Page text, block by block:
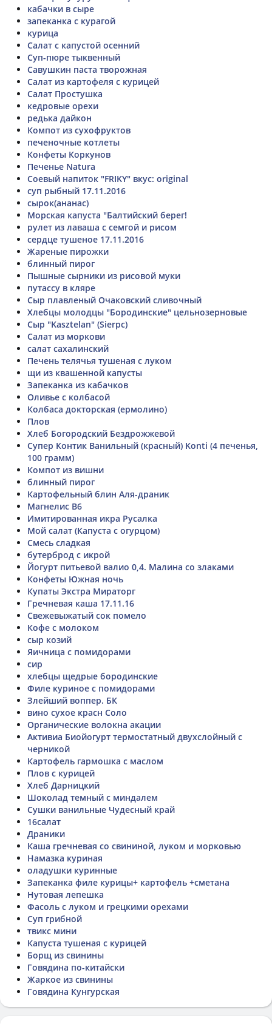
кабачки в сыре
запеканка с курагой
курица
Салат с капустой осенний
Суп-пюре тыквенный
Савушкин паста творожная
Салат из картофеля с курицей
Салат Простушка
кедровые орехи
редька дайкон
Компот из сухофруктов
печеночные котлеты
Конфеты Коркунов
Печенье Natura
Соевый напиток "FRIKY" вкус: original
суп рыбный 17.11.2016
сырок(ананас)
Морская капуста "Балтийский берег!
рулет из лаваша с семгой и рисом
сердце тушеное 17.11.2016
Жареные пирожки
блинный пирог
Пышные сырники из рисовой муки
путассу в кляре
Сыр плавленый Очаковский сливочный
Хлебцы молодцы "Бородинские" цельнозерновые
Сыр "Kasztelan" (Sierpc)
Салат из моркови
салат сахалинский
Печень телячья тушеная с луком
щи из квашенной капусты
Запеканка из кабачков
Оливье с колбасой
Колбаса докторская (ермолино)
Плов
Хлеб Богородский Бездрожжевой
Супер Контик Ванильный (красный) Konti (4 печенья,
100 грамм)
Компот из вишни
блинный пирог
Картофельный блин Аля-драник
Магнелис В6
Имитированная икра Русалка
Мой салат (Капуста с огурцом)
Смесь сладкая
бутерброд с икрой
Йогурт питьевой валио 0,4. Малина со злаками
Конфеты Южная ночь
Купаты Экстра Мираторг
Гречневая каша 17.11.16
Свежевыжатый сок помело
Кофе с молоком
сыр козий
Яичница с помидорами
сир
хлебцы щедрые бородинские
Филе куриное с помидорами
Злейший воппер. БК
вино сухое красн Соло
Органические волокна акации
Активиа Биойогурт термостатный двухслойный с
черникой
Картофель гармошка с маслом
Плов с курицей
Хлеб Дарницкий
Шоколад темный с миндалем
Сушки ванильные Чудесный край
16салат
Драники
Каша гречневая со свининой, луком и морковью
Намазка куриная
оладушки куринные
Запеканка филе курицы+ картофель +сметана
Нутовая лепешка
Фасоль с луком и грецкими орехами
Суп грибной
твикс мини
Капуста тушеная с курицей
Борщ из свинины
Говядина по-китайски
Жаркое из свинины
Говядина Кунгурская